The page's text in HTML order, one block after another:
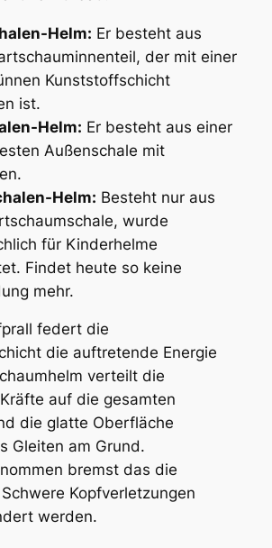
Helm: Er besteht aus
der mit einer
Kunststoffschicht
ist.
Helm: Er besteht aus einer
Außenschale mit
Helm: Besteht nur aus
wurde
für Kinderhelme
Findet heute so keine
mehr.
federt die
die auftretende Energie
verteilt die
auf die gesamten
die glatte Oberfläche
Gleiten am Grund.
bremst das die
Kopfverletzungen
werden.